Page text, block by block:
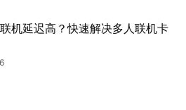
机延迟高？快速解决多人联机卡